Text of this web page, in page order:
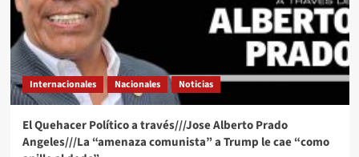
Internacionales Nacionales Noticias
El Quehacer Político a través///Jose Alberto Prado
Angeles///La “amenaza comunista” a Trump le cae “como